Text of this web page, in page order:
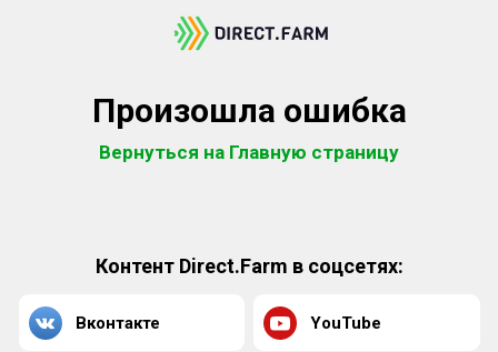
Произошла ошибка
Вернуться на Главную страницу
Контент Direct.Farm в соцсетях:
Вконтакте YouTube